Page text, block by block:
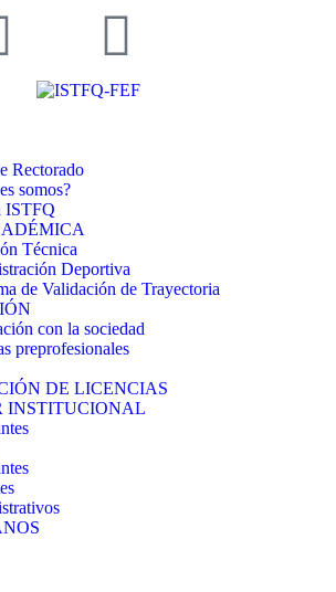
Rectorado
somos?
ISTFQ
Técnica
Deportiva
de Validación de Trayectoria
con la sociedad
preprofesionales
DE LICENCIAS
INSTITUCIONAL